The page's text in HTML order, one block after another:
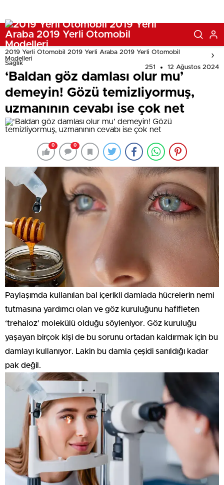
2019 Yerli Otomobil 2019 Yerli Araba 2019 Yerli Otomobil
Modelleri
Sağlık
251 12 Ağustos 2024
‘Baldan göz damlası olur mu’
demeyin! Gözü temizliyormuş,
uzmanının cevabı ise çok net
0 0
Paylaşımda kullanılan bal içerikli damlada hücrelerin nemi
tutmasına yardımcı olan ve göz kuruluğunu hafifleten
‘trehaloz’ molekülü olduğu söyleniyor. Göz kuruluğu
yaşayan birçok kişi de bu sorunu ortadan kaldırmak için bu
damlayı kullanıyor. Lakin bu damla çeşidi sanıldığı kadar
pak değil.